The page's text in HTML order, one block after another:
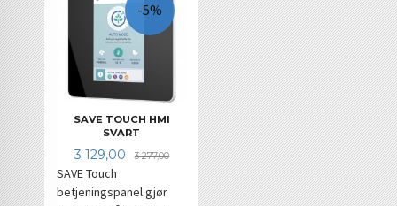
SAVE TOUCH HMI
SVART
Tilbud
3 129,00 3 277,00Rabatt
-5%
SAVE Touch
betjeningspanel gjør